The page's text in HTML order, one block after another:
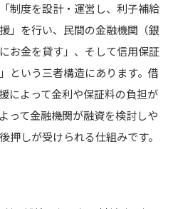
制度を設計・運営し、利子補給
」を行い、民間の金融機関（銀
お金を貸す」、そして信用保証
という三者構造にあります。借
によって金利や保証料の負担が
って金融機関が融資を検討しや
押しが受けられる仕組みです。